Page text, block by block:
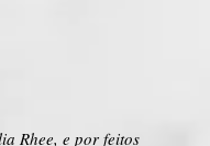
Rhee, e por feitos